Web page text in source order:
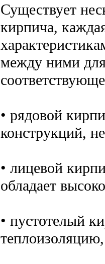
Существует
кирпича,
между ними
• рядовой
конструкций,
• лицевой
обладает
• пустотелый